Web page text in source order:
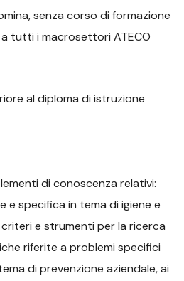
senza corso di formazione
tutti i macrosettori ATECO
al diploma di istruzione
di conoscenza relativi:
e specifica in tema di igiene e
e strumenti per la ricerca
riferite a problemi specifici
di prevenzione aziendale, ai